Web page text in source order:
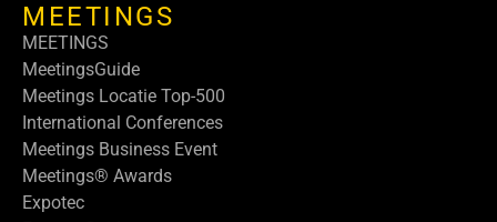
MEETINGS
MEETINGS
MeetingsGuide
Meetings Locatie Top-500
International Conferences
Meetings Business Event
Meetings® Awards
Expotec